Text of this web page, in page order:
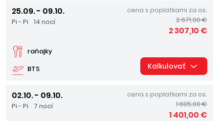
25.09. - 09.10.
Pi - Pi 14 nocí
BTS
raňajky
cena s poplatkami za os.
2 671,00 €
2 307,10 €
Kalkulovať
02.10. - 09.10.
Pi - Pi 7 nocí
cena s poplatkami za os.
1 605,00 €
1 401,00 €